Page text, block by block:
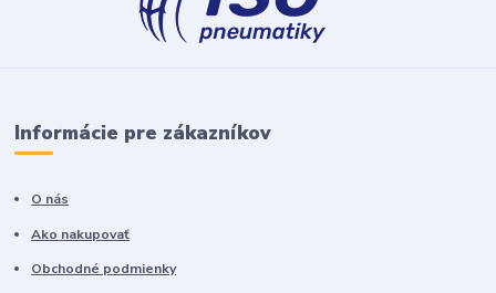
Informácie pre zákazníkov
O nás
Ako nakupovať
Obchodné podmienky